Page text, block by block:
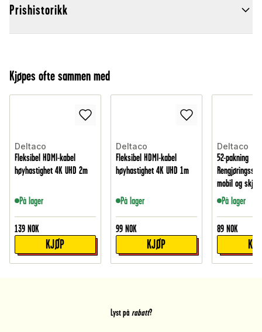
Prishistorikk
Kjøpes ofte sammen med
Deltaco
Fleksibel HDMI-kabel
høyhastighet 4K UHD 2m
På lager
139 NOK
KJØP
Deltaco
Fleksibel HDMI-kabel
høyhastighet 4K UHD 1m
På lager
99 NOK
KJØP
Deltaco
52-pakning
mobil og
På lager
89 NOK
Lyst på rabatt?